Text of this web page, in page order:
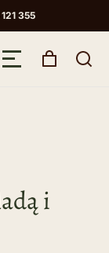
355
i